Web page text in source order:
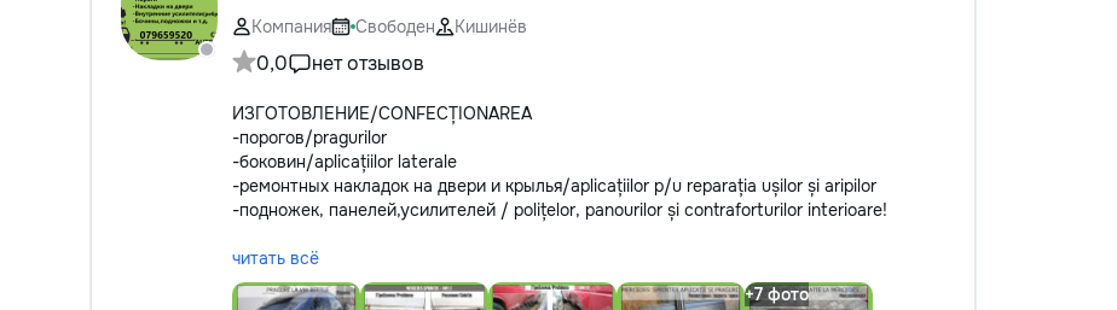
Компания Свободен Кишинёв
0,0 нет отзывов
ИЗГОТОВЛЕНИЕ/CONFECȚIONAREA
-порогов/pragurilor
-боковин/aplicațiilor laterale
-ремонтных накладок на двери и крылья/aplicațiilor p/u reparația ușilor și aripilor
-подножек, панелей,усилителей / polițelor, panourilor și contraforturilor interioare!
читать всё